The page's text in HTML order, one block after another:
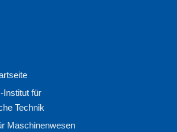
Institut für
Technik
Maschinenwesen